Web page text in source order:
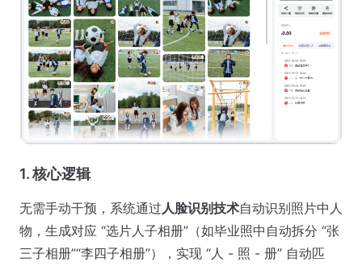
1. 核心逻辑
无需手动干预，系统通过 人脸识别技术自动识别照片中人
物，生成对应 “选片人子相册”（如毕业照中自动拆分 “张
三子相册”“李四子相册”），实现 “人 - 照 - 册” 自动匹